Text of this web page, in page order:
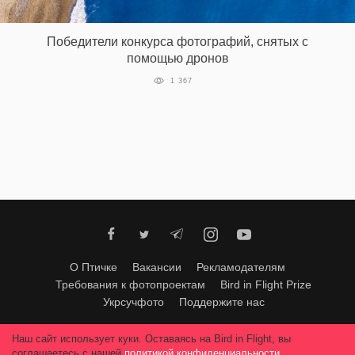
Победители конкурса фотографий, снятых с
помощью дронов
1 367
О Птичке Вакансии
Рекламодателям
Требования к фотопроектам
Bird in Flight Prize
Укрсучфото
Поддержите нас
Любое использование материалов допускается только с согласия
редакции.© 2026, Bird In Flight.
Наш сайт использует куки. Оставаясь на Bird in Flight, вы